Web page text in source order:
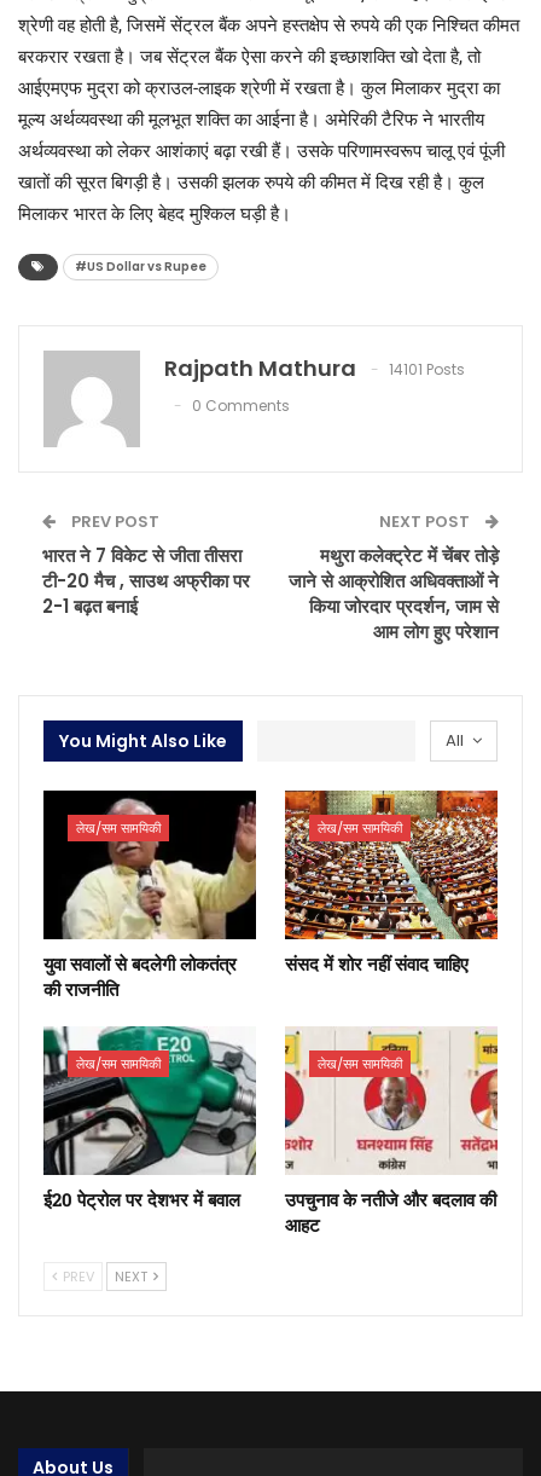
श्रेणी वह होती है, जिसमें सेंट्रल बैंक अपने हस्तक्षेप से रुपये की एक निश्चित कीमत
बरकरार रखता है। जब सेंट्रल बैंक ऐसा करने की इच्छाशक्ति खो देता है, तो
आईएमएफ मुद्रा को क्राउल-लाइक श्रेणी में रखता है। कुल मिलाकर मुद्रा का
मूल्य अर्थव्यवस्था की मूलभूत शक्ति का आईना है। अमेरिकी टैरिफ ने भारतीय
अर्थव्यवस्था को लेकर आशंकाएं बढ़ा रखी हैं। उसके परिणामस्वरूप चालू एवं पूंजी
खातों की सूरत बिगड़ी है। उसकी झलक रुपये की कीमत में दिख रही है। कुल
मिलाकर भारत के लिए बेहद मुश्किल घड़ी है।
#US Dollar vs Rupee
Rajpath Mathura
14101 Posts
0 Comments
PREV POST
भारत ने 7 विकेट से जीता तीसरा
टी-20 मैच , साउथ अफ्रीका पर
2-1 बढ़त बनाई
NEXT POST
मथुरा कलेक्ट्रेट में चेंबर तोड़े
जाने से आक्रोशित अधिवक्ताओं ने
किया जोरदार प्रदर्शन, जाम से
आम लोग हुए परेशान
All
You Might Also Like
लेख/सम सामयिकी
युवा सवालों से बदलेगी लोकतंत्र
की राजनीति
लेख/सम सामयिकी
संसद में शोर नहीं संवाद चाहिए
लेख/सम सामयिकी
ई20 पेट्रोल पर देशभर में बवाल
लेख/सम सामयिकी
उपचुनाव के नतीजे और बदलाव की
आहट
PREV NEXT
About Us